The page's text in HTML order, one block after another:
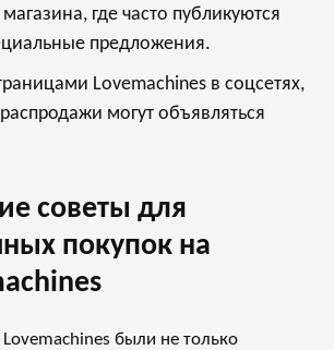
где часто публикуются
предложения.
Lovemachines в соцсетях,
могут объявляться
советы для
покупок на
были не только